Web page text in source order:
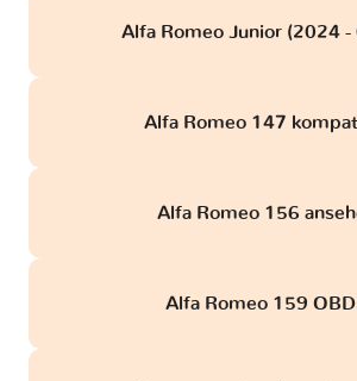
Alfa Romeo Junior (2024 -
Alfa Romeo 147
Alfa Romeo 156
Alfa Romeo 159